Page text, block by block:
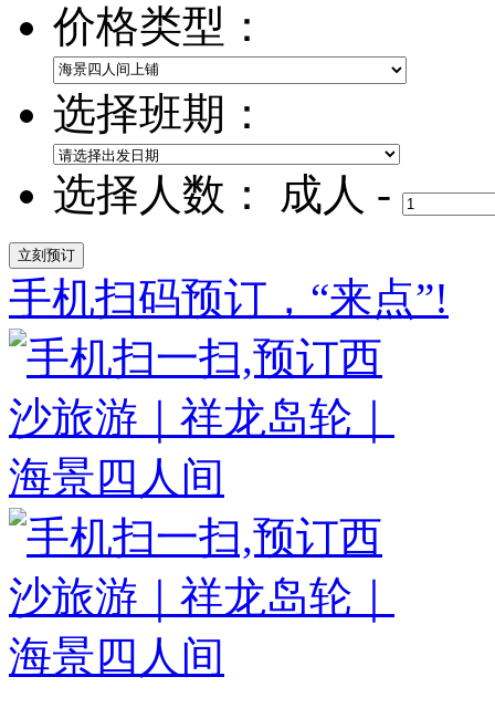
价格类型：
选择班期：
选择人数：
成人 -
手机扫码预订，“来点”!